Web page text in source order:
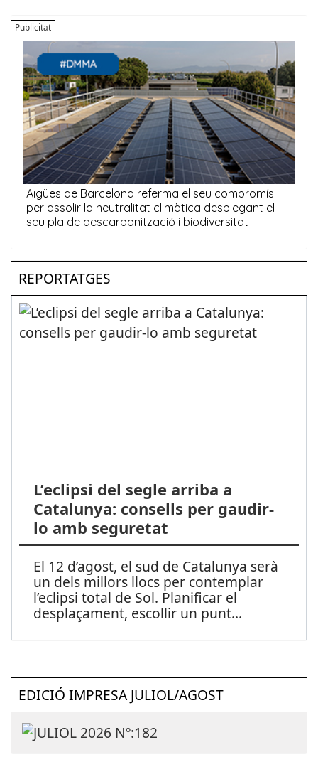
REPORTATGES
L’eclipsi del segle arriba a
Catalunya: consells per gaudir-
lo amb seguretat
El 12 d’agost, el sud de Catalunya serà
un dels millors llocs per contemplar
l’eclipsi total de Sol. Planificar el
desplaçament, escollir un punt...
EDICIÓ IMPRESA JULIOL/AGOST